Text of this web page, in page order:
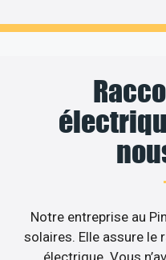
Notre entreprise au
solaires. Elle assure le